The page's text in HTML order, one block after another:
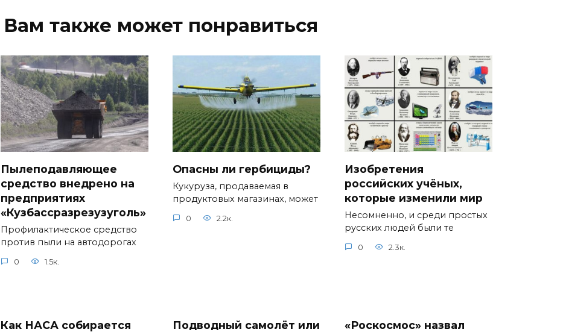
Вам также может понравиться
Пылеподавляющее
средство внедрено на
предприятиях
«Кузбассразрезузуголь»
Профилактическое средство
против пыли на автодорогах
0 1.5к.
Опасны ли гербициды?
Кукуруза, продаваемая в
продуктовых магазинах, может
0 2.2к.
Изобретения
российских учёных,
которые изменили мир
Несомненно, и среди простых
русских людей были те
0 2.3к.
Как НАСА собирается
Подводный самолёт или
«Роскосмос» назвал